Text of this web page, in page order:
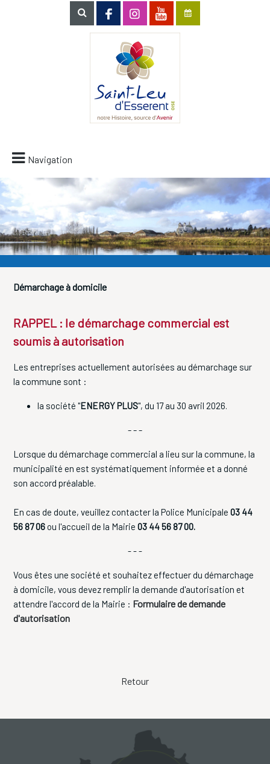
Navigation
Démarchage à domicile
RAPPEL : le démarchage commercial est
soumis à autorisation
Les entreprises actuellement autorisées au démarchage sur
la commune sont :
la société "ENERGY PLUS", du 17 au 30 avril 2026.
- - -
Lorsque du démarchage commercial a lieu sur la commune, la
municipalité en est systématiquement informée et a donné
son accord préalable.
En cas de doute, veuillez contacter la Police Municipale03 44
56 87 06ou l'accueil de la Mairie03 44 56 87 00.
- - -
Vous êtes une société et souhaitez effectuer du démarchage
à domicile, vous devez remplir la demande d'autorisation et
attendre l'accord de la Mairie : Formulaire de demande
d'autorisation
Retour